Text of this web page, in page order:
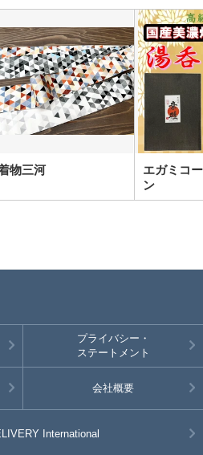
物三河
エガミコ
ン
プライバシー・
ステートメント
会社概要
International